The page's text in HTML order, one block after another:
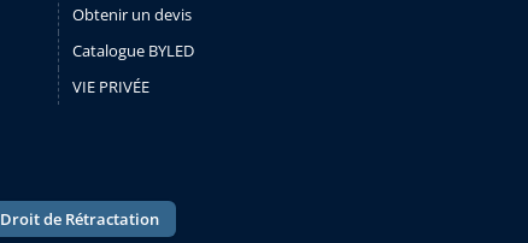
Obtenir un devis
Catalogue BYLED
VIE PRIVÉE
Droit de Rétractation